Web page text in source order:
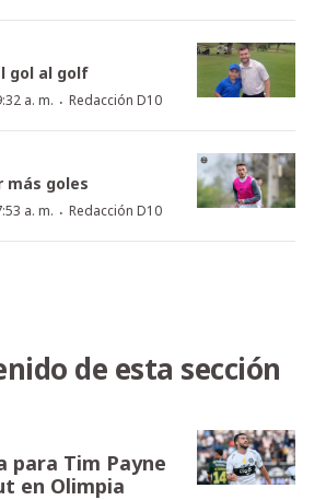
gol al golf
a. m. · Redacción D10
más goles
a. m. · Redacción D10
de esta sección
para Tim Payne
en Olimpia